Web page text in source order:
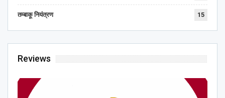
तम्बाकू नियंत्रण 15
Reviews